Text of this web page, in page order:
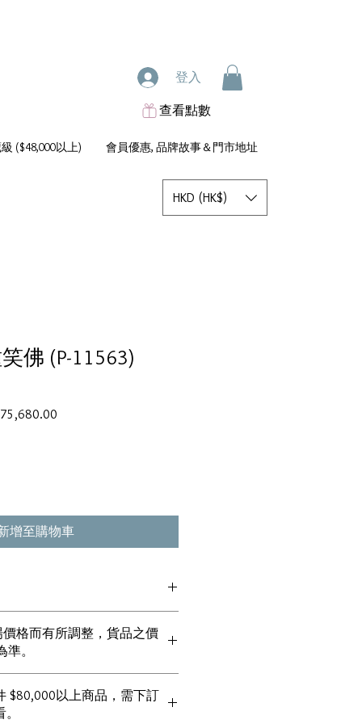
登入
查看點數
($48,000以上) 會員優惠, 品牌故事＆門市地址
HKD (HK$)
佛 (P-11563)
增至購物車
鐲丶擺件皆 奉送 [香港翡翠鑑証
真金丶100%真鑽。
包金！冇假金！
全部都是珠寶本身應有價值。
手費！真真正正行內批發價。
格而有所調整，貨品之價
。
$80,000以上商品，需下訂